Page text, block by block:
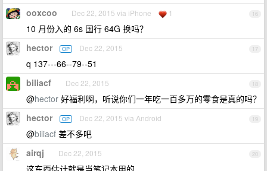
16
ooxcoo Dec 22, 2015 via iPhone 1
10 月份入的 6s 国行 64G 换吗？
17
hector OP Dec 22, 2015
q 137---66--79--51
18
biliacf Dec 22, 2015
@hector 好福利啊，听说你们一年吃一百多万的零食是真的吗？
19
hector OP Dec 22, 2015 via Android
@biliacf 差不多吧
20
airqj Dec 22, 2015
这东西估计就是当笔记本用的....